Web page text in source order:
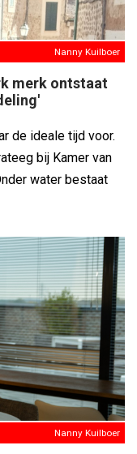
Nanny Kuilboer
merk ontstaat
de ideale tijd voor.
bij Kamer van
water bestaat
Nanny Kuilboer